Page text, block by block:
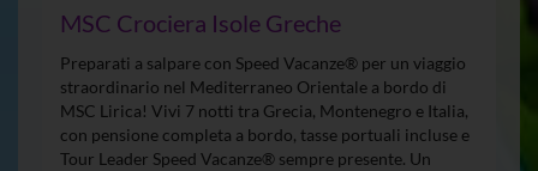
MSC Crociera Isole Greche
Preparati a salpare con Speed Vacanze® per un viaggio
straordinario nel Mediterraneo Orientale a bordo di
MSC Lirica! Vivi 7 notti tra Grecia, Montenegro e Italia,
con pensione completa a bordo, tasse portuali incluse e
Tour Leader Speed Vacanze® sempre presente. Un